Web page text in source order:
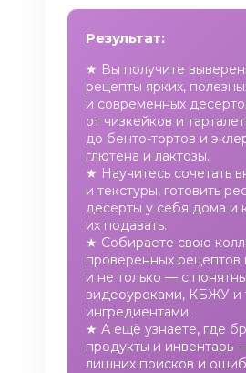
Результат:
★ Вы получите
рецепты ярких,
и современных
от чизкейков и
до бенто-тортов и
глютена и лактозы.
★ Научитесь сочетать
и текстуры, готовить
десерты у себя дома и
их подавать.
★ Собираете свою
проверенных рецептов
и не только — с
видеоуроками, КБЖУ и
ингредиентами.
★ А ещё узнаете, где
продукты и инвентарь
лишних поисков и